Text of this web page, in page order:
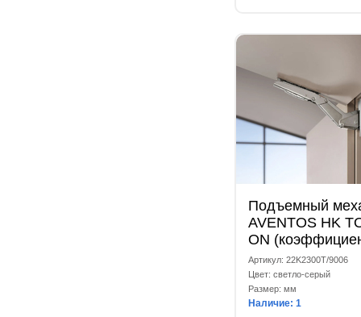
Подъемный
AVENTOS HK
ON
мощности 420-
светло-серый
Артикул: 22K2300T/9006
Цвет: светло-серый
Размер: мм
Наличие: 1